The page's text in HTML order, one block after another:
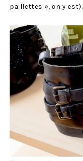
paillettes », on y est).